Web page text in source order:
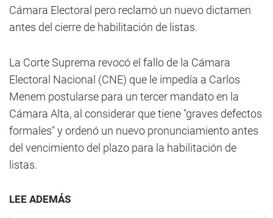
Cámara Electoral pero reclamó un nuevo dictamen
antes del cierre de habilitación de listas.
La Corte Suprema revocó el fallo de la Cámara
Electoral Nacional (CNE) que le impedía a Carlos
Menem postularse para un tercer mandato en la
Cámara Alta, al considerar que tiene "graves defectos
formales" y ordenó un nuevo pronunciamiento antes
del vencimiento del plazo para la habilitación de
listas.
LEE ADEMÁS